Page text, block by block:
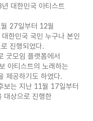
대한민국 아티스트
27일부터 12월
한민국 국민 누구나 본인
진행되었다.
굿모임 플랫폼에서
아티스트의 노래하는
제공하기도 하였다.
보는 지난 11월 17일부터
대상으로 진행한